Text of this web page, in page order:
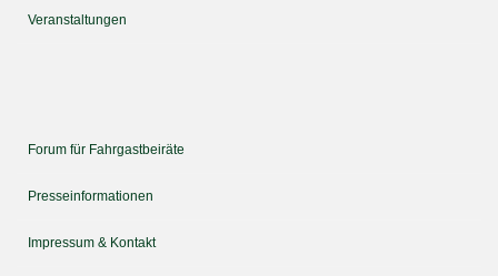
Veranstaltungen
Forum für Fahrgastbeiräte
Presseinformationen
Impressum & Kontakt